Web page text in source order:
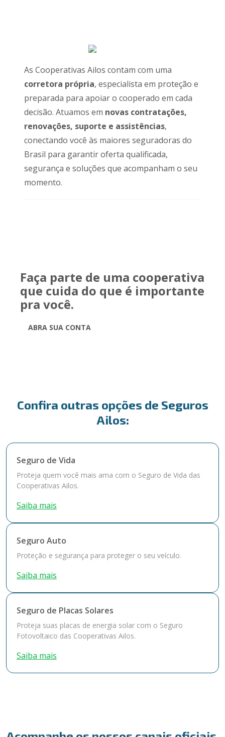
As Cooperativas Ailos contam com uma
corretora própria, especialista em proteção e
preparada para apoiar o cooperado em cada
decisão. Atuamos em novas contratações,
renovações, suporte e assistências,
conectando você às maiores seguradoras do
Brasil para garantir oferta qualificada,
segurança e soluções que acompanham o seu
momento.
Faça parte de uma cooperativa
que cuida do que é importante
pra você.
ABRA SUA CONTA
Confira outras opções de Seguros
Ailos:
Seguro de Vida
Proteja quem você mais ama com o Seguro de Vida das
Cooperativas Ailos.
Saiba mais
Seguro Auto
Proteção e segurança para proteger o seu veículo.
Saiba mais
Seguro de Placas Solares
Proteja suas placas de energia solar com o Seguro
Fotovoltaico das Cooperativas Ailos.
Saiba mais